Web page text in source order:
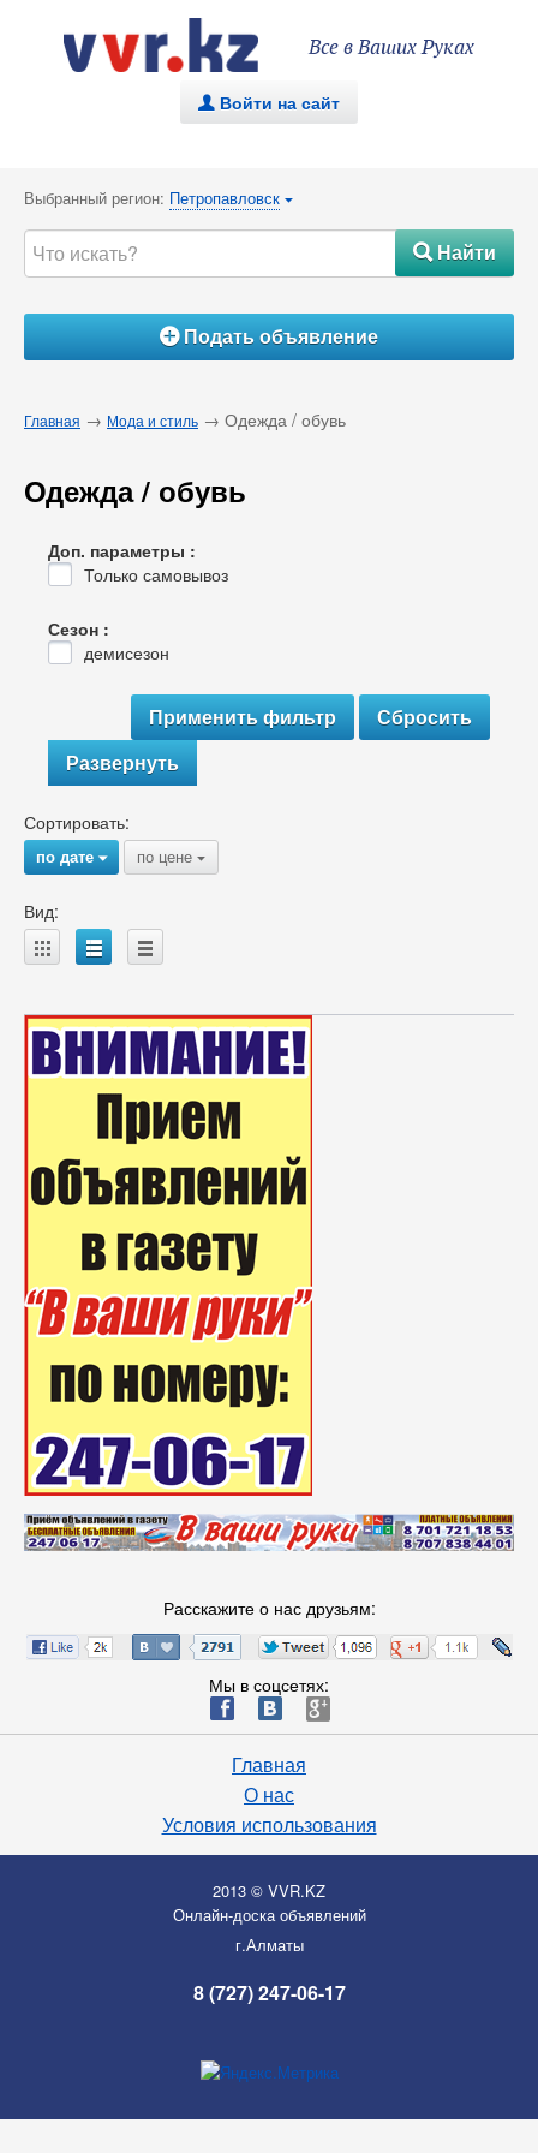
Все в Ваших Руках
. Войти на сайт
Выбранный регион: Петропавловск {
#Найти
ÁПодать объявление
Главная → Мода и стиль → Одежда / обувь
Одежда / обувь
Доп. параметры :
Только самовывоз
Сезон :
демисезон
Развернуть
Сортировать:
по дате{ по цене {
Вид:
A B C
Расскажите о нас друзьям:
Мы в соцсетях:
ä æ è
Главная
О нас
Условия использования
2013 © VVR.KZ
Онлайн-доска объявлений
г.Алматы
8 (727) 247-06-17